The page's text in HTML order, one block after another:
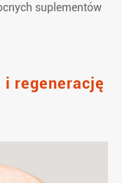
suplementów
regenerację